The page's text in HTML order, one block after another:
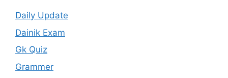
Daily Update
Dainik Exam
Gk Quiz
Grammer